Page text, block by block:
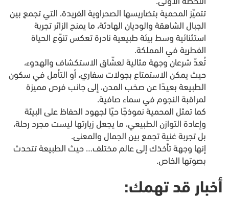
تتميّز المحمية بتضاريسها الصحراوية الفريدة، التي تجمع بين
الجبال الشاهقة والوديان الهادئة، ما يمنح الزائر تجربة
استثنائية وسط بيئة طبيعية نادرة تعكس تنوّع الحياة
الفطرية في المملكة.
تُعدّ شرعان وجهة مثالية لعشّاق الاستكشاف والهدوء،
حيث يمكن الاستمتاع بجولات سفاري، أو التأمل في سكون
الطبيعة بعيدًا عن صخب المدن، إلى جانب فرص مميزة
لمراقبة النجوم في سماء صافية.
كما تمثل المحمية نموذجًا حيًا لجهود الحفاظ على البيئة
وإعادة التوازن الطبيعي، ما يجعل زيارتها ليست مجرد رحلة،
بل تجربة غنية تجمع بين الجمال والمعنى.
إنها وجهة تأخذك إلى عالم مختلف… حيث الطبيعة تتحدث
بصوتها الخاص.
أخبار قد تهمك: